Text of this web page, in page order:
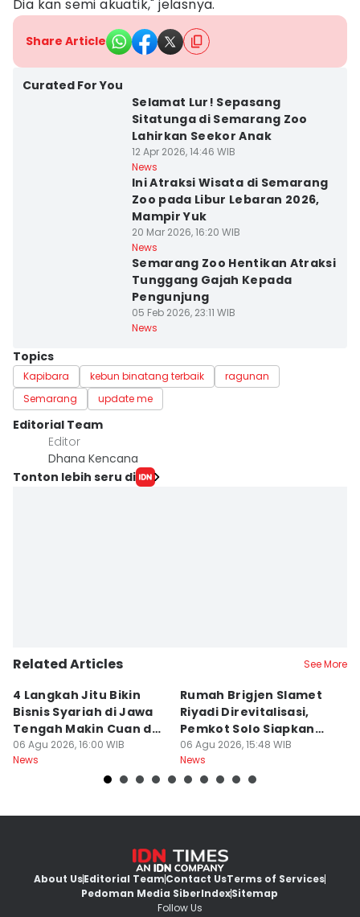
Dia kan semi akuatik," jelasnya.
Share Article
Curated For You
Selamat Lur! Sepasang
Sitatunga di Semarang Zoo
Lahirkan Seekor Anak
12 Apr 2026, 14:46 WIB
News
Ini Atraksi Wisata di Semarang
Zoo pada Libur Lebaran 2026,
Mampir Yuk
20 Mar 2026, 16:20 WIB
News
Semarang Zoo Hentikan Atraksi
Tunggang Gajah Kepada
Pengunjung
05 Feb 2026, 23:11 WIB
News
Topics
Kapibara kebun binatang terbaik
ragunan
Semarang
update me
Editorial Team
Editor
Dhana Kencana
Tonton lebih seru di
Related Articles See More
4 Langkah Jitu Bikin
Bisnis Syariah di Jawa
Tengah Makin Cuan dan
Berkah
06 Agu 2026, 16:00 WIB
News
Rumah Brigjen Slamet
Riyadi Direvitalisasi,
Pemkot Solo Siapkan
Museum Sejarah
06 Agu 2026, 15:48 WIB
News
About UsEditorial TeamContact UsTerms of Services
Pedoman Media SiberIndexSitemap
Follow Us